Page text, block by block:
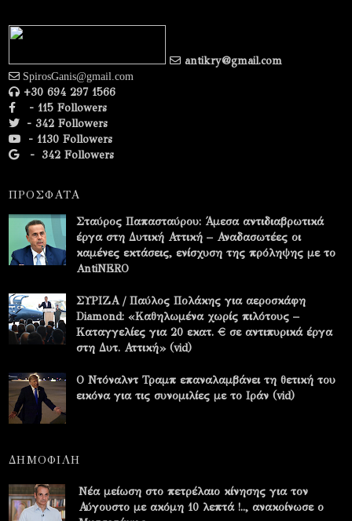
antikry@gmail.com
SpirosGanis@gmail.com
+30 694 297 1566
- 115 Followers
- 342 Followers
- 1130 Followers
- 342 Followers
ΠΡΟΣΦΑΤΑ
Σταύρος Παπασταύρου: Άμεσα αντιδιαβρωτικά
έργα στη Δυτική Αττική – Αναδασωτέες οι
καμένες εκτάσεις, ενίσχυση της πρόληψης με το
AntiNERO
ΣΥΡΙΖΑ / Παύλος Πολάκης για αεροσκάφη
Diamond: «Καθηλωμένα χωρίς πιλότους –
Καταγγελίες για 20 εκατ. € σε αντιπυρικά έργα
στη Δυτ. Αττική» (vid)
Ο Ντόναλντ Τραμπ επαναλαμβάνει τη θετική του
εικόνα για τις συνομιλίες με το Ιράν (vid)
ΔΗΜΟΦΙΛΗ
Νέα μείωση στο πετρέλαιο κίνησης για τον
Αύγουστο με ακόμη 10 λεπτά !.., ανακοίνωσε ο